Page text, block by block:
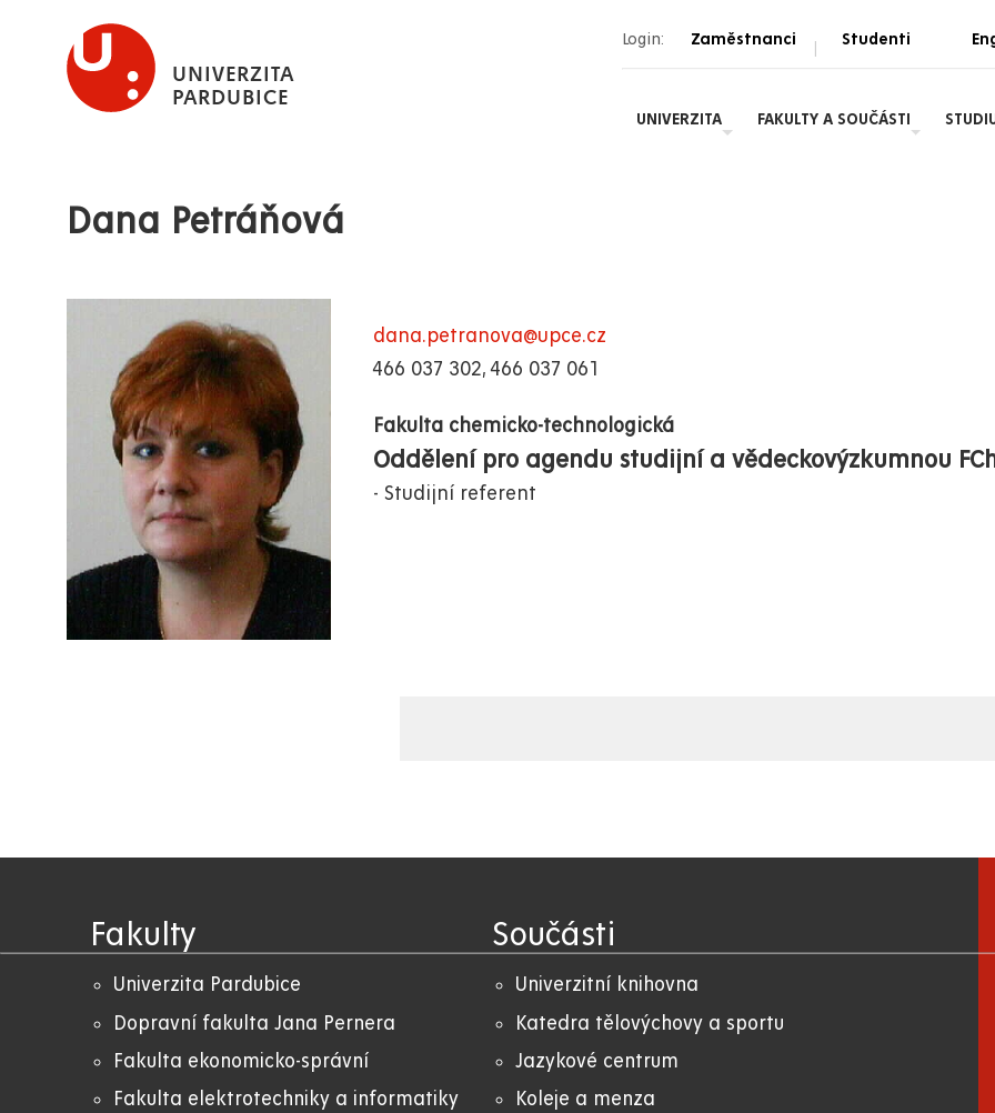
hlavnímu
UNIVERZITA
PARDUBICE
Login: Zaměstnanci | Studenti
UNIVERZITA FAKULTY A SOUČÁSTI
Dana Petráňová
dana.petranova@upce.cz
466 037 302, 466 037 061
Fakulta chemicko-technologická
Oddělení pro agendu studijní a vědeckovýzkumnou
Studijní referent
Fakulty
Univerzita Pardubice
Dopravní fakulta Jana Pernera
Fakulta ekonomicko-správní
Fakulta elektrotechniky a informatiky
Součásti
Univerzitní knihovna
Katedra tělovýchovy a sportu
Jazykové centrum
Koleje a menza